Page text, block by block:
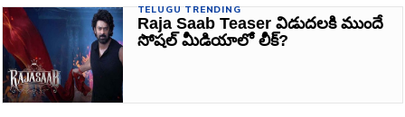
TELUGU TRENDING
Raja Saab Teaser విడుదలకి ముందే
సోషల్ మీడియాలో లీక్?